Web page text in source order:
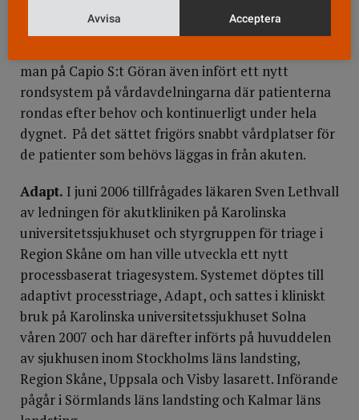
specialister finns alltid på plats.
man på Capio S:t Göran även infört ett nytt
rondsystem på vårdavdelningarna där patienterna
rondas efter behov och kontinuerligt under hela
dygnet. På det sättet frigörs snabbt vårdplatser för
de patienter som behövs läggas in från akuten.
Adapt. I juni 2006 tillfrågades läkaren Sven Lethvall
av ledningen för akutkliniken på Karolinska
universitetssjukhuset och styrgruppen för triage i
Region Skåne om han ville utveckla ett nytt
processbaserat triagesystem. Systemet döptes till
adaptivt processtriage, Adapt, och sattes i kliniskt
bruk på Karolinska universitetssjukhuset Solna
våren 2007 och har därefter införts på huvuddelen
av sjukhusen inom Stockholms läns landsting,
Region Skåne, Uppsala och Visby lasarett. Införande
pågår i Sörmlands läns landsting och Kalmar läns
Avvisa Acceptera